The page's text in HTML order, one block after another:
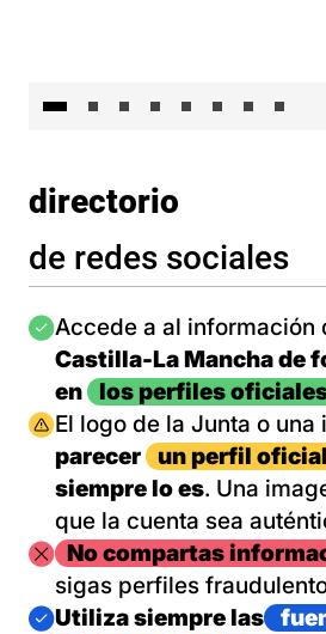
directorio
de redes sociales
Imagen
Accede a al información
Castilla-La Mancha de
en
los perfiles
Imagen
El logo de la Junta o una
parecer
un perfil oficial
siempre lo es. Una
que la cuenta sea
ImagenNo compartas
sigas perfiles
Imagen
Utiliza siempre las